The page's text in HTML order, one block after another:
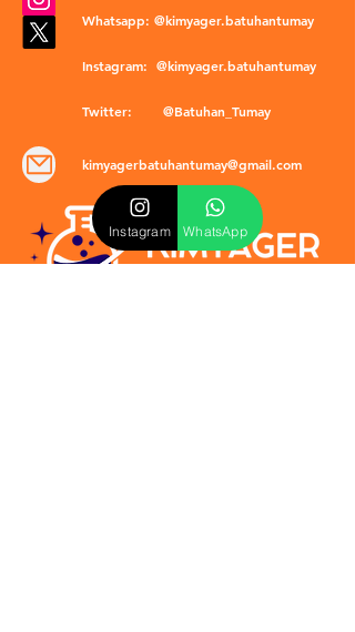
Whatsapp: @kimyager.batuhantumay
Instagram: @kimyager.batuhantumay
Twitter: @Batuhan_Tumay
kimyagerbatuhantumay@gmail.com
Instagram WhatsApp